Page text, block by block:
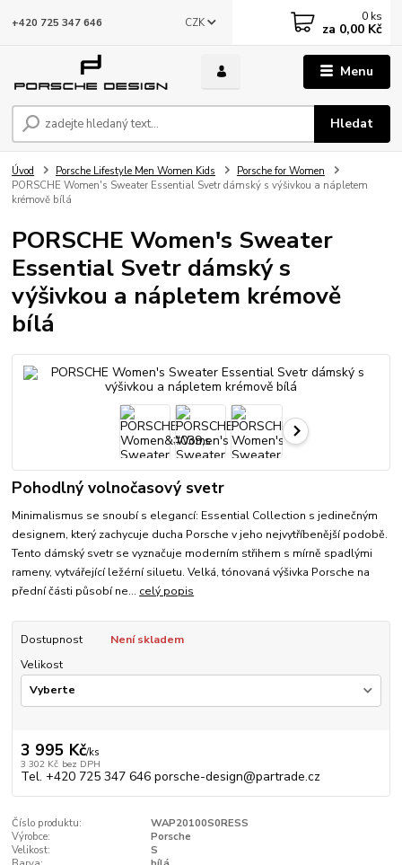
Menu
CZK
Hledat
+420 725 347 646 0 ks
za 0,00 Kč
Úvod Porsche Lifestyle Men Women Kids
Porsche for Women
PORSCHE Women's Sweater Essential Svetr dámský s výšivkou a nápletem
krémově bílá
PORSCHE Women's Sweater
Essential Svetr dámský s
výšivkou a nápletem krémově
bílá
Pohodlný volnočasový svetr
Minimalismus se snoubí s elegancí: Essential Collection s jedinečným
designem, který zachycuje ducha Porsche v jeho nejvytříbenější podobě.
Tento dámský svetr se vyznačuje moderním střihem s mírně spadlými
rameny, vytvářející ležérní siluetu. Velká, tónovaná výšivka Porsche na
přední části působí ne... celý popis
Dostupnost
Není skladem
Velikost
3 995 Kč/ks
3 302 Kč bez DPH
Tel. +420 725 347 646 porsche-design@partrade.cz
Číslo produktu:
WAP20100S0RESS
Výrobce:
Porsche
Velikost:
S